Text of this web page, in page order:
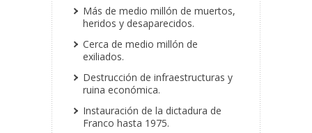
Más de medio millón de muertos,
heridos y desaparecidos.
Cerca de medio millón de
exiliados.
Destrucción de infraestructuras y
ruina económica.
Instauración de la dictadura de
Franco hasta 1975.